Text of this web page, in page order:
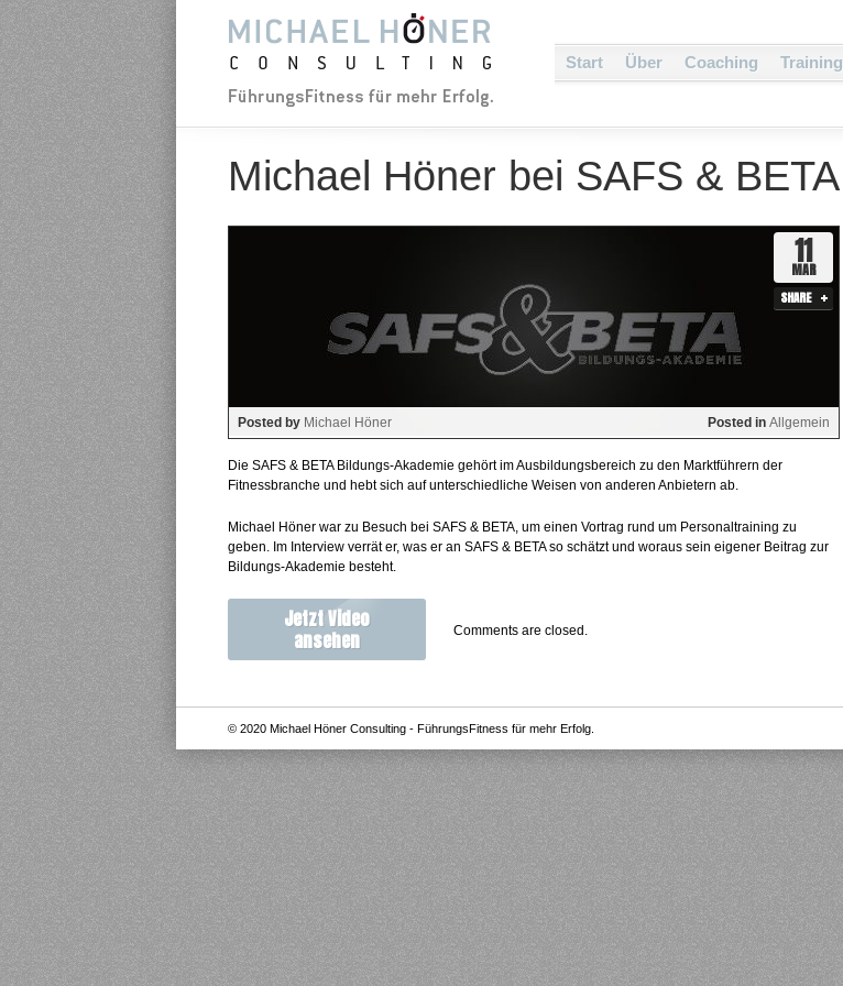
Start Über Coaching Training
Michael Höner bei SAFS & BETA
11
MAR
SHARE
Posted by Michael Höner Posted in Allgemein
Die SAFS & BETA Bildungs-Akademie gehört im Ausbildungsbereich zu den Marktführern der
Fitnessbranche und hebt sich auf unterschiedliche Weisen von anderen Anbietern ab.
Michael Höner war zu Besuch bei SAFS & BETA, um einen Vortrag rund um Personaltraining zu
geben. Im Interview verrät er, was er an SAFS & BETA so schätzt und woraus sein eigener Beitrag zur
Bildungs-Akademie besteht.
Jetzt Video
ansehen
Comments are closed.
© 2020 Michael Höner Consulting - FührungsFitness für mehr Erfolg.